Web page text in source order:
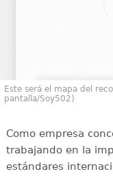
Este será el mapa del
pantalla/Soy502)
Como empresa
trabajando en la
estándares